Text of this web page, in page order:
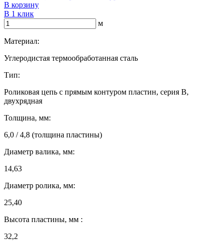
В корзину
В 1 клик
м
Материал:
Углеродистая термообработанная сталь
Тип:
Роликовая цепь с прямым контуром пластин, серия B,
двухрядная
Толщина, мм:
6,0 / 4,8 (толщина пластины)
Диаметр валика, мм:
14,63
Диаметр ролика, мм:
25,40
Высота пластины, мм :
32,2